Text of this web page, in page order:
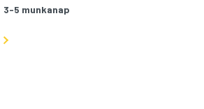
3-5 munkanap